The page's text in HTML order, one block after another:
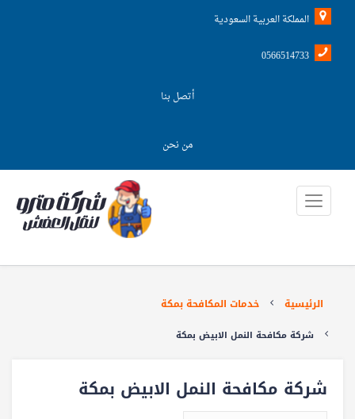
المملكة العربية السعودية
0566514733
أتصل بنا
من نحن
الرئيسية خدمات المكافحة بمكة
شركة مكافحة النمل الابيض بمكة
شركة مكافحة النمل الابيض بمكة